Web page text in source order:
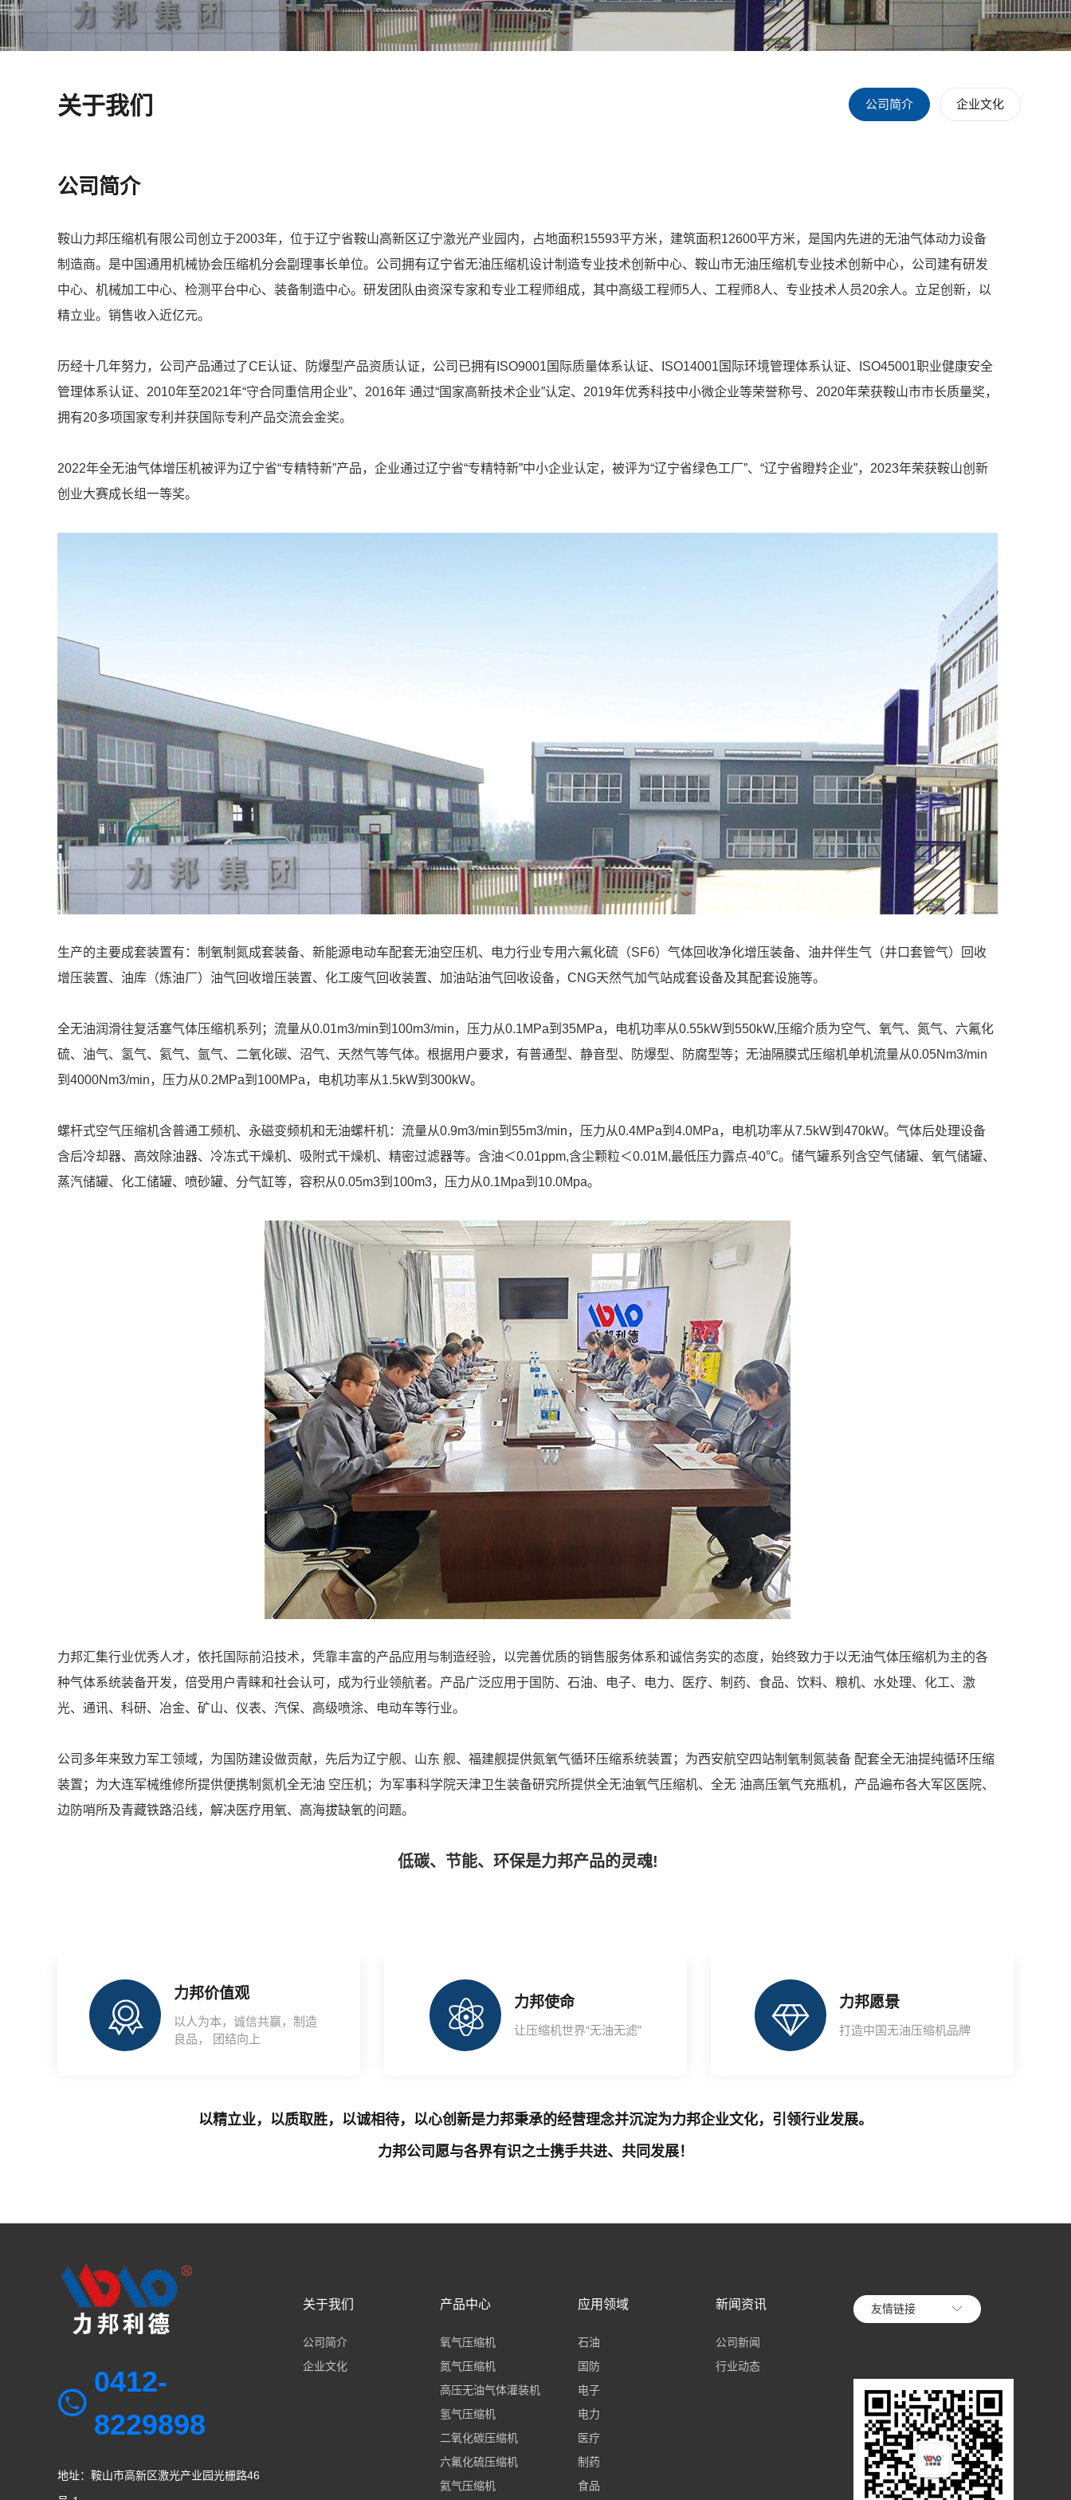
关于我们 公司简介 企业文化
公司简介
鞍山力邦压缩机有限公司创立于2003年，位于辽宁省鞍山高新区辽宁激光产业园内，占地面积15593平方米，建筑面积12600平方米，是国内先进的无油气体动力设备
制造商。是中国通用机械协会压缩机分会副理事长单位。公司拥有辽宁省无油压缩机设计制造专业技术创新中心、鞍山市无油压缩机专业技术创新中心，公司建有研发
中心、机械加工中心、检测平台中心、装备制造中心。研发团队由资深专家和专业工程师组成，其中高级工程师5人、工程师8人、专业技术人员20余人。立足创新，以
精立业。销售收入近亿元。
历经十几年努力，公司产品通过了CE认证、防爆型产品资质认证，公司已拥有ISO9001国际质量体系认证、ISO14001国际环境管理体系认证、ISO45001职业健康安全
管理体系认证、2010年至2021年“守合同重信用企业”、2016年 通过“国家高新技术企业”认定、2019年优秀科技中小微企业等荣誉称号、2020年荣获鞍山市市长质量奖，
拥有20多项国家专利并获国际专利产品交流会金奖。
2022年全无油气体增压机被评为辽宁省“专精特新”产品，企业通过辽宁省“专精特新”中小企业认定，被评为“辽宁省绿色工厂”、“辽宁省瞪羚企业”，2023年荣获鞍山创新
创业大赛成长组一等奖。
生产的主要成套装置有：制氧制氮成套装备、新能源电动车配套无油空压机、电力行业专用六氟化硫（SF6）气体回收净化增压装备、油井伴生气（井口套管气）回收
增压装置、油库（炼油厂）油气回收增压装置、化工废气回收装置、加油站油气回收设备，CNG天然气加气站成套设备及其配套设施等。
全无油润滑往复活塞气体压缩机系列；流量从0.01m3/min到100m3/min，压力从0.1MPa到35MPa，电机功率从0.55kW到550kW,压缩介质为空气、氧气、氮气、六氟化
硫、油气、氢气、氦气、氩气、二氧化碳、沼气、天然气等气体。根据用户要求，有普通型、静音型、防爆型、防腐型等；无油隔膜式压缩机单机流量从0.05Nm3/min
到4000Nm3/min，压力从0.2MPa到100MPa，电机功率从1.5kW到300kW。
螺杆式空气压缩机含普通工频机、永磁变频机和无油螺杆机：流量从0.9m3/min到55m3/min，压力从0.4MPa到4.0MPa，电机功率从7.5kW到470kW。气体后处理设备
含后冷却器、高效除油器、冷冻式干燥机、吸附式干燥机、精密过滤器等。含油＜0.01ppm,含尘颗粒＜0.01M,最低压力露点-40℃。储气罐系列含空气储罐、氧气储罐、
蒸汽储罐、化工储罐、喷砂罐、分气缸等，容积从0.05m3到100m3，压力从0.1Mpa到10.0Mpa。
力邦汇集行业优秀人才，依托国际前沿技术，凭靠丰富的产品应用与制造经验，以完善优质的销售服务体系和诚信务实的态度，始终致力于以无油气体压缩机为主的各
种气体系统装备开发，倍受用户青睐和社会认可，成为行业领航者。产品广泛应用于国防、石油、电子、电力、医疗、制药、食品、饮料、粮机、水处理、化工、激
光、通讯、科研、冶金、矿山、仪表、汽保、高级喷涂、电动车等行业。
公司多年来致力军工领域，为国防建设做贡献，先后为辽宁舰、山东 舰、福建舰提供氮氧气循环压缩系统装置；为西安航空四站制氧制氮装备 配套全无油提纯循环压缩
装置；为大连军械维修所提供便携制氮机全无油 空压机；为军事科学院天津卫生装备研究所提供全无油氧气压缩机、全无 油高压氧气充瓶机，产品遍布各大军区医院、
边防哨所及青藏铁路沿线，解决医疗用氧、高海拔缺氧的问题。
低碳、节能、环保是力邦产品的灵魂!
力邦价值观
以人为本，诚信共赢，制造
良品， 团结向上
力邦使命
让压缩机世界“无油无滤”
力邦愿景
打造中国无油压缩机品牌
以精立业，以质取胜，以诚相待，以心创新是力邦秉承的经营理念并沉淀为力邦企业文化，引领行业发展。
力邦公司愿与各界有识之士携手共进、共同发展！
0412-
8229898
地址：鞍山市高新区激光产业园光栅路46
关于我们
公司简介
企业文化
产品中心
氧气压缩机
氮气压缩机
高压无油气体灌装机
氢气压缩机
二氧化碳压缩机
六氟化硫压缩机
氦气压缩机
应用领域
石油
国防
电子
电力
医疗
制药
食品
新闻资讯
公司新闻
行业动态
友情链接